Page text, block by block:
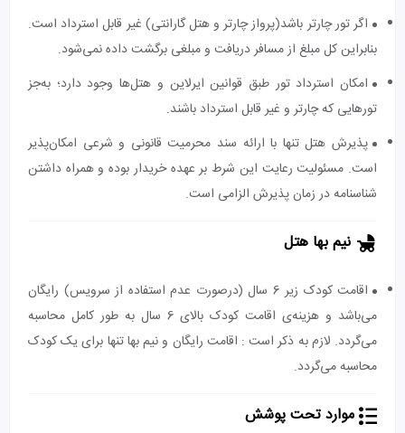
اگر تور چارتر باشد(پرواز چارتر و هتل گارانتی) غیر قابل استرداد است.
بنابراین کل مبلغ از مسافر دریافت و مبلغی برگشت داده نمی‌شود.
امکان استرداد تور طبق قوانین ایرلاین و هتل‌ها وجود دارد؛ به‌جز
تورهایی که چارتر و غیر قابل استرداد باشند.
پذیرش هتل تنها با ارائه سند محرمیت قانونی و شرعی امکان‌پذیر
است. مسئولیت رعایت این شرط بر عهده خریدار بوده و همراه داشتن
شناسنامه در زمان پذیرش الزامی است.
نیم بها هتل
اقامت کودک زیر 6 سال (درصورت عدم استفاده از سرویس) رایگان
می‌باشد و هزینه‌ی اقامت کودک بالای 6 سال به طور کامل محاسبه
می‌گردد. لازم به ذکر است : اقامت رایگان و نیم بها تنها برای یک کودک
محاسبه می‌گردد.
موارد تحت پوشش